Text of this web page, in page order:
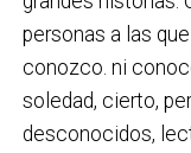
personas a las
conozco. ni
soledad, cierto,
desconocidos,